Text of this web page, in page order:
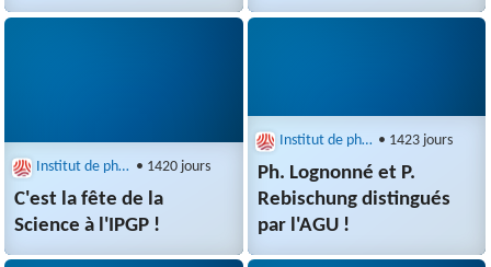
Institut de physique du globe de Paris (IPGP) • 1420 jours
C'est la fête de la
Science à l'IPGP !
Institut de physique du globe de Paris (IPGP) • 1423 jours
Ph. Lognonné et P.
Rebischung distingués
par l'AGU !